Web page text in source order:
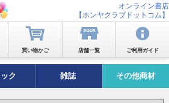
オンライン書店
【ホンヤクラブドットコム】
買い物かご 店舗一覧 ご利用ガイド
ク 雑誌 その他商材